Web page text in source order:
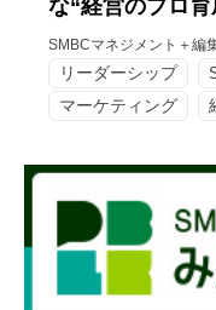
な“経営のプロ
SMBCマネジメント＋編
リーダーシップ
マーケティング